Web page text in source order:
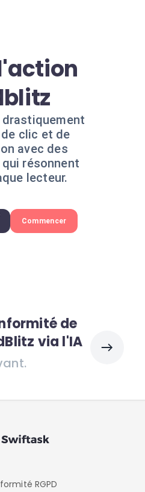
clic et de
avec des
résonnent
lecteur.
Commencer
de
via l'IA
RGPD